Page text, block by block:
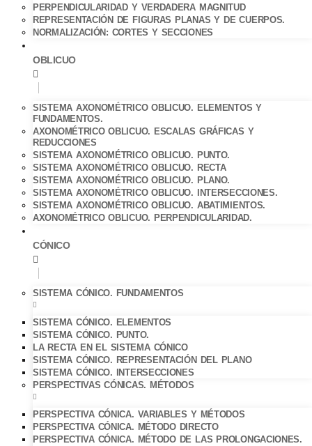
PERPENDICULARIDAD Y VERDADERA MAGNITUD
REPRESENTACIÓN DE FIGURAS PLANAS Y DE CUERPOS.
NORMALIZACIÓN: CORTES Y SECCIONES
OBLICUO
SISTEMA AXONOMÉTRICO OBLICUO. ELEMENTOS Y
FUNDAMENTOS.
AXONOMÉTRICO OBLICUO. ESCALAS GRÁFICAS Y
REDUCCIONES
SISTEMA AXONOMÉTRICO OBLICUO. PUNTO.
SISTEMA AXONOMÉTRICO OBLICUO. RECTA
SISTEMA AXONOMÉTRICO OBLICUO. PLANO.
SISTEMA AXONOMÉTRICO OBLICUO. INTERSECCIONES.
SISTEMA AXONOMÉTRICO OBLICUO. ABATIMIENTOS.
AXONOMÉTRICO OBLICUO. PERPENDICULARIDAD.
CÓNICO
SISTEMA CÓNICO. FUNDAMENTOS
SISTEMA CÓNICO. ELEMENTOS
SISTEMA CÓNICO. PUNTO.
LA RECTA EN EL SISTEMA CÓNICO
SISTEMA CÓNICO. REPRESENTACIÓN DEL PLANO
SISTEMA CÓNICO. INTERSECCIONES
PERSPECTIVAS CÓNICAS. MÉTODOS
PERSPECTIVA CÓNICA. VARIABLES Y MÉTODOS
PERSPECTIVA CÓNICA. MÉTODO DIRECTO
PERSPECTIVA CÓNICA. MÉTODO DE LAS PROLONGACIONES.